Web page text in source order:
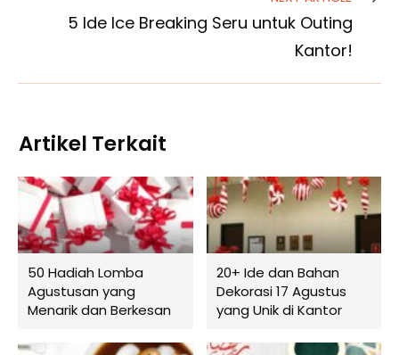
5 Ide Ice Breaking Seru untuk Outing
Kantor!
Artikel Terkait
50 Hadiah Lomba
Agustusan yang
Menarik dan Berkesan
20+ Ide dan Bahan
Dekorasi 17 Agustus
yang Unik di Kantor